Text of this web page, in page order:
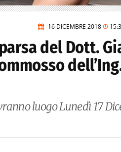
16 DICEMBRE 2018
del Dott.
luogo Lunedì 17